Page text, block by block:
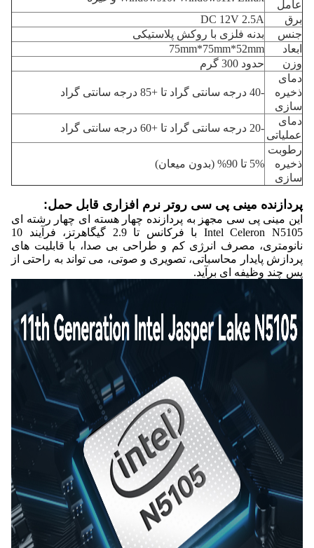
عامل
برق
DC 12V 2.5A
جنس
بدنه فلزی با روکش پلاستیکی
ابعاد
75mm*75mm*52mm
وزن
حدود 300 گرم
دمای
ذخیره
سازی
دمای
عملیاتی
رطوبت
ذخیره
سازی
5% تا 90% (بدون میعان)
پردازنده مینی پی سی روتر نرم افزاری قابل حمل:
این مینی پی سی مجهز به پردازنده چهار هسته ای چهار رشته ای
Intel Celeron N5105 با فرکانس تا 2.9 گیگاهرتز، فرآیند 10
نانومتری، مصرف انرژی کم و طراحی بی صدا، با قابلیت های
پردازش پایدار محاسباتی، تصویری و صوتی، می تواند به راحتی از
پس چند وظیفه ای برآید.